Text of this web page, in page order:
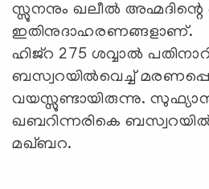
സ്സുനനും ഖലീല്‍
ഇതിനുദാഹരണങ്ങളാണ്.
ഹിജ്‌റ 275 ശവ്വാല്‍
ബസ്വറയില്‍വെച്ച്
വയസ്സുണ്ടായിരുന്നു.
ഖബറിന്നരികെ
മഖ്ബറ.